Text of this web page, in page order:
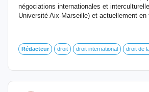
négociations internationales et
Université Aix-Marseille) et actuellement en
Rédacteur droit droit international droit de